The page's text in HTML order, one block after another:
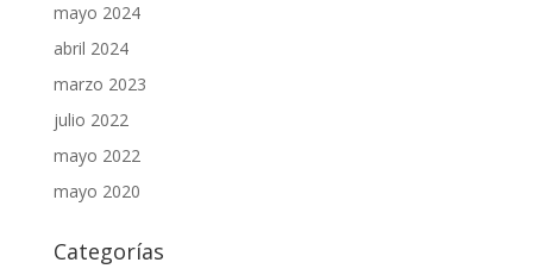
mayo 2024
abril 2024
marzo 2023
julio 2022
mayo 2022
mayo 2020
Categorías